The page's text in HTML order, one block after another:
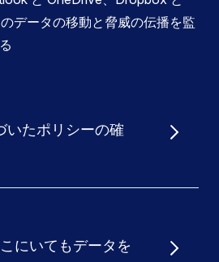
データの移動と脅威の伝播を監
いたポリシーの確
にいてもデータを